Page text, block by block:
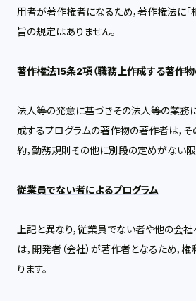
用者が著作権者になるため，著作権法に「
旨の規定はありません。
著作権法15条2項（職務上作成する著作物
法人等の発意に基づきその法人等の業務
成するプログラムの著作物の著作者は，
約，勤務規則その他に別段の定めがない限
従業員でない者によるプログラム
上記と異なり，従業員でない者や他の会
は，開発者（会社）が著作者となるため，
ります。